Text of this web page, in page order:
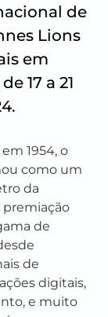
de
Lions
em
17 a 21
1954, o
como um
da
premiação
de
de
digitais,
e muito